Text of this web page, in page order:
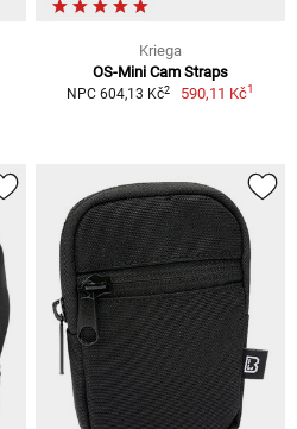
Kriega
OS-Mini Cam Straps
NPC 604,13 Kč2 590,11 Kč1